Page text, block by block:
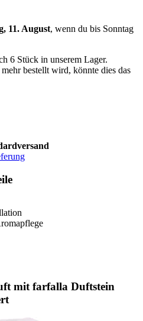
11. August, wenn du bis Sonntag
6 Stück in unserem Lager.
bestellt wird, könnte dies das
mit farfalla Duftstein